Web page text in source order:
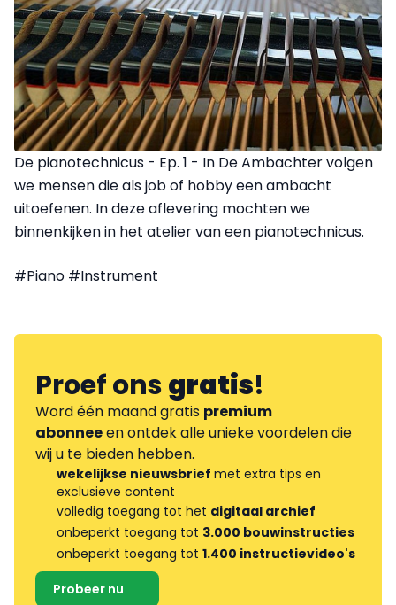
De pianotechnicus - Ep. 1 - In De Ambachter volgen
we mensen die als job of hobby een ambacht
uitoefenen. In deze aflevering mochten we
binnenkijken in het atelier van een pianotechnicus.
#Piano #Instrument
Proef onsgratis!
Word één maand gratis premium
abonneeen ontdek alle unieke voordelen die
wij u te bieden hebben.
wekelijkse nieuwsbrief met extra tips en
exclusieve content
volledig toegang tot het digitaal archief
onbeperkt toegang tot 3.000 bouwinstructies
onbeperkt toegang tot 1.400 instructievideo's
Probeer nu